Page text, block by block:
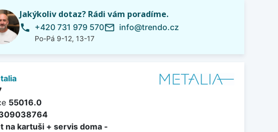
Jakýkoliv dotaz? Rádi vám poradíme.
phone +420 731 979 570
Po-Pá 9-12, 13-17
mail_outline info@trendo.cz
55016.0
na kartuši + servis doma -